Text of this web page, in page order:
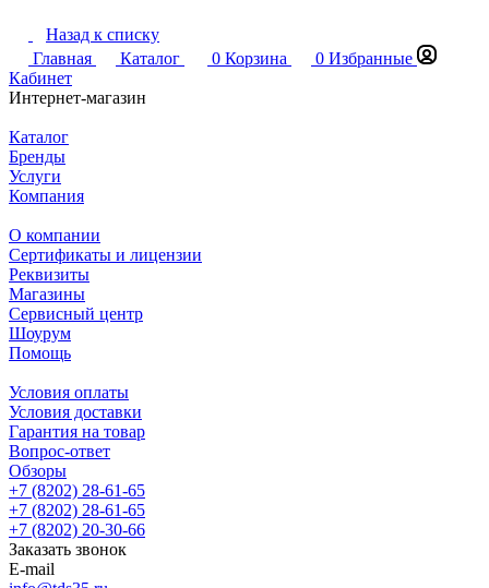
Назад к списку
Главная
Каталог 0 Корзина 0 Избранные
Кабинет
Интернет-магазин
Каталог
Бренды
Услуги
Компания
О компании
Сертификаты и лицензии
Реквизиты
Магазины
Сервисный центр
Шоурум
Помощь
Условия оплаты
Условия доставки
Гарантия на товар
Вопрос-ответ
Обзоры
+7 (8202) 28‑61-65
+7 (8202) 28‑61-65
+7 (8202) 20‑30-66
Заказать звонок
E-mail